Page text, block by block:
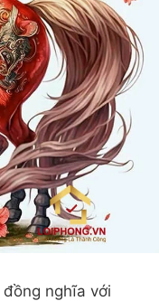
nghĩa với